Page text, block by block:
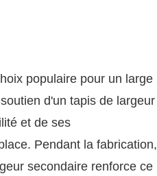
populaire pour un large
d'un tapis de largeur
et de ses
Pendant la fabrication,
secondaire renforce ce